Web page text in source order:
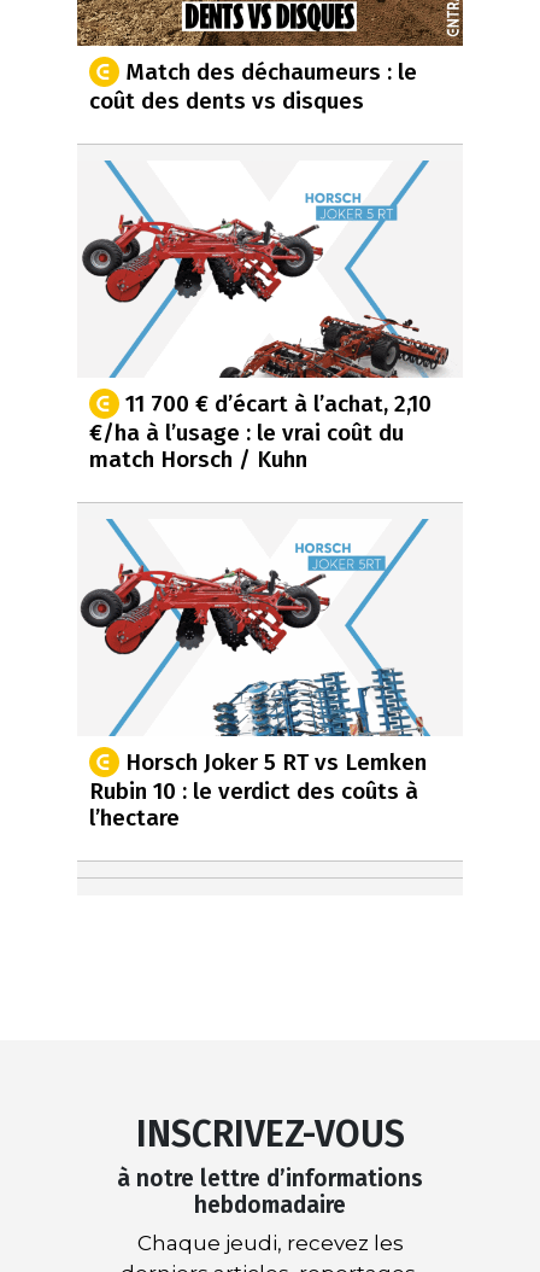
Match des déchaumeurs : le
coût des dents vs disques
11 700 € d’écart à l’achat, 2,10
€/ha à l’usage : le vrai coût du
match Horsch / Kuhn
Horsch Joker 5 RT vs Lemken
Rubin 10 : le verdict des coûts à
l’hectare
INSCRIVEZ-VOUS
à notre lettre d’informations
hebdomadaire
Chaque jeudi, recevez les